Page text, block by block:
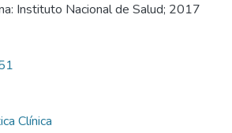
Instituto Nacional de Salud; 2017
Clínica